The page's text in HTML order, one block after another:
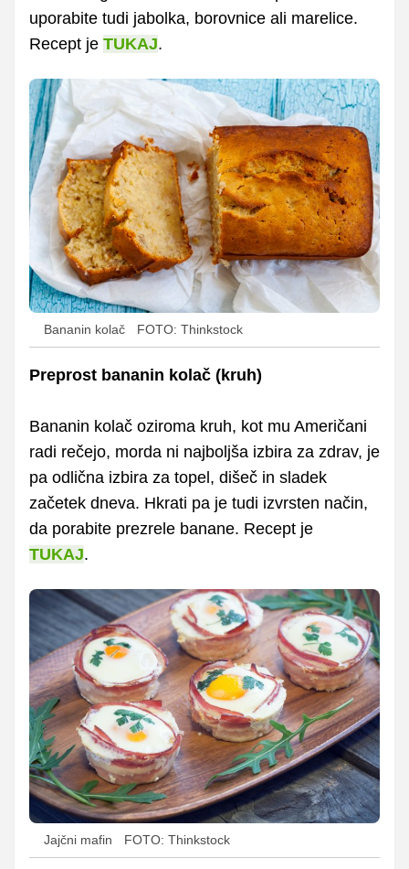
uporabite tudi jabolka, borovnice ali marelice.
Recept je TUKAJ.
Bananin kolač FOTO: Thinkstock
Preprost bananin kolač (kruh)
Bananin kolač oziroma kruh, kot mu Američani
radi rečejo, morda ni najboljša izbira za zdrav, je
pa odlična izbira za topel, dišeč in sladek
začetek dneva. Hkrati pa je tudi izvrsten način,
da porabite prezrele banane. Recept je
TUKAJ.
Jajčni mafin FOTO: Thinkstock